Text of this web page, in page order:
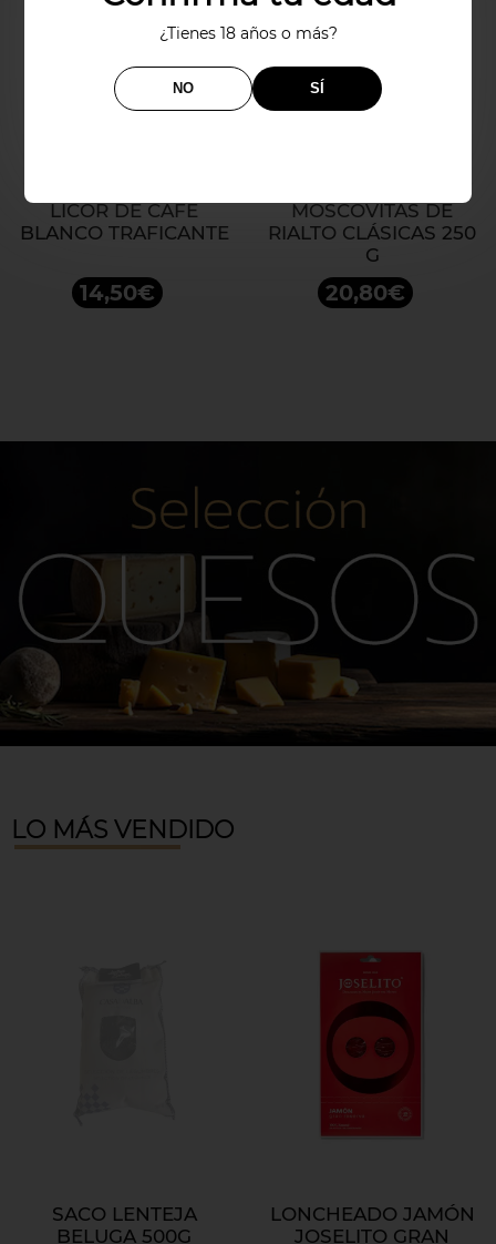
¿Tienes 18 años o más?
NO SÍ
LICOR DE CAFÉ
BLANCO TRAFICANTE
14,50€
MOSCOVITAS DE
RIALTO CLÁSICAS 250
G
20,80€
LO MÁS VENDIDO
SACO LENTEJA
BELUGA 500G
LONCHEADO JAMÓN
JOSELITO GRAN